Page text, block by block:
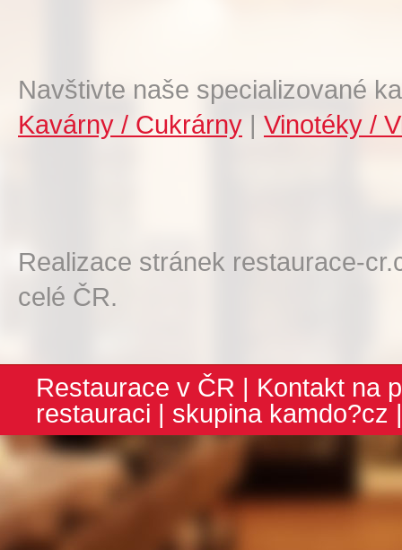
Navštivte naše specializované
Kavárny / Cukrárny | Vinotéky /
Realizace stránek restaurace-
celé ČR.
Restaurace v ČR | Kontakt na
restauraci | skupina kamdo?cz |